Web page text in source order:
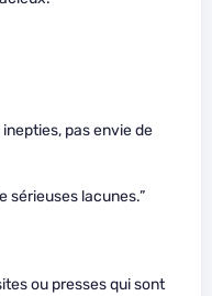
pas envie de
sérieuses lacunes.”
ou presses qui sont